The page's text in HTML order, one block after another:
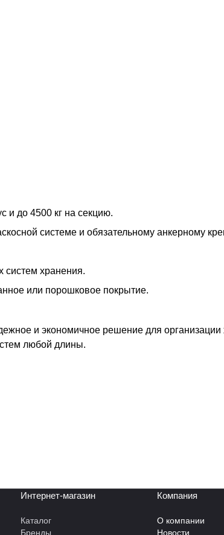
и до 4500 кг на секцию.
системе и обязательному анкерному
систем хранения.
или порошковое покрытие.
и экономичное решение для
любой длины.
Интернет-магазин
Каталог
Бренды
Компания
О компании
Новости